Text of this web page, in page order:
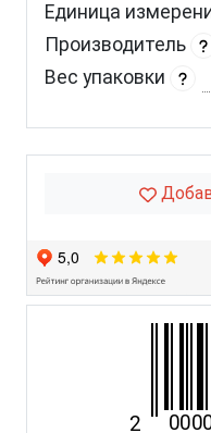
Единица
Производитель
Вес упаковки